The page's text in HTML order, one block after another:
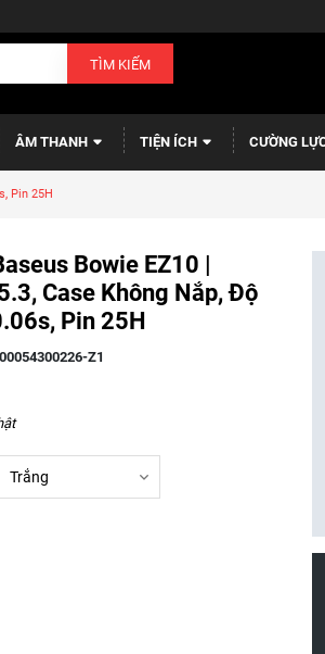
TÌM KIẾM
ÂM THANH TIỆN ÍCH CƯỜNG
Pin 25H
Bowie EZ10 |
Case Không Nắp, Độ
Pin 25H
Z1